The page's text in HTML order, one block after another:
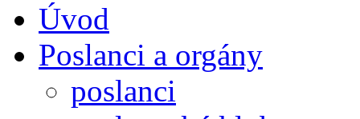
Úvod
Poslanci a orgány
poslanci